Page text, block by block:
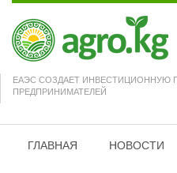
ЕАЭС СОЗДАЕТ ИНВЕСТИЦИОННУЮ
ПРЕДПРИНИМАТЕЛЕЙ
ГЛАВНАЯ НОВОСТИ